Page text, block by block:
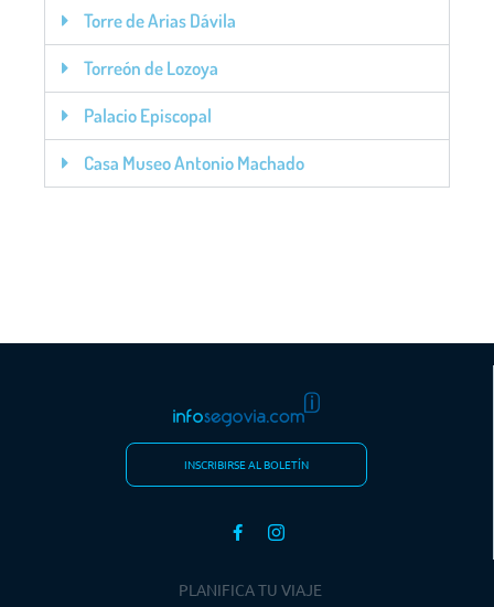
Torre de Arias Dávila
Torreón de Lozoya
Palacio Episcopal
Casa Museo Antonio Machado
INSCRIBIRSE AL BOLETÍN
PLANIFICA TU VIAJE